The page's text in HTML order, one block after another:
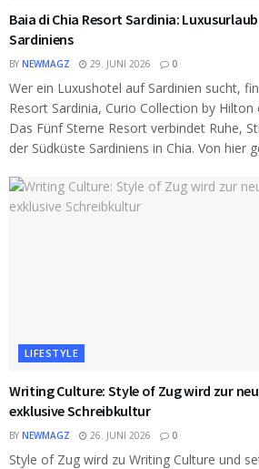
Baia di Chia Resort Sardinia:
Sardiniens
BY NEWMAGZ 29. JUNI 2026 0
Wer ein Luxushotel auf Sardinien sucht,
Resort Sardinia, Curio Collection by
Das Fünf Sterne Resort verbindet Ruhe,
der Südküste Sardiniens in Chia. Von hier
LIFESTYLE
Writing Culture: Style of Zug wird zur
exklusive Schreibkultur
BY NEWMAGZ 26. JUNI 2026 0
Style of Zug wird zu Writing Culture und